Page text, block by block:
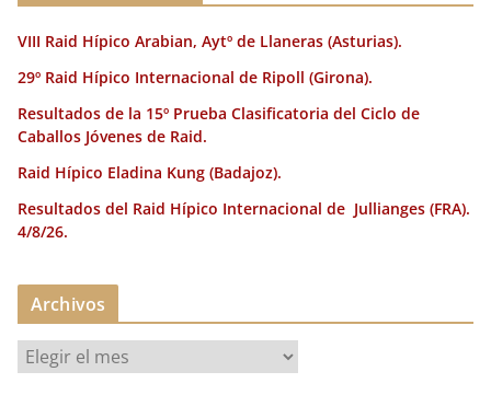
VIII Raid Hípico Arabian, Aytº de Llaneras (Asturias).
29º Raid Hípico Internacional de Ripoll (Girona).
Resultados de la 15º Prueba Clasificatoria del Ciclo de
Caballos Jóvenes de Raid.
Raid Hípico Eladina Kung (Badajoz).
Resultados del Raid Hípico Internacional de Jullianges (FRA).
4/8/26.
Archivos
r